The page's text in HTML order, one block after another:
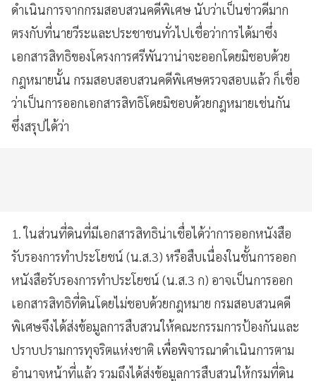
ดำเนินการจากกรมสอบสวนคดีพิเศษ นับว่าเป็นข่าวดีมาก
ตรงกับที่นายวีระและประชาชนทั่วไปเชื่อว่าการได้มาซึ่ง
เอกสารสิทธิของโครงการศรีพันวาน่าจะออกโดยมิชอบด้วย
กฎหมายนั้น กรมสอบสอบสวนคดีพิเศษตรวจสอบแล้ว ก็เชื่อ
ว่าเป็นการออกเอกสารสิทธิโดยมิชอบด้วยกฎหมายเช่นกัน
ซึ่งสรุปได้ว่า
1. ในส่วนที่ดินที่มีเอกสารสิทธิน่าเชื่อได้ว่าการออกหนังสือ
รับรองการทำประโยชน์ (น.ส.3) หรือสืบเนื่องในชั้นการออก
หนังสือรับรองการทำประโยชน์ (น.ส.3 ก) อาจเป็นการออก
เอกสารสิทธิที่ดินโดยไม่ชอบด้วยกฎหมาย กรมสอบสวนคดี
พิเศษจึงได้ส่งข้อมูลการสืบสวนให้คณะกรรมการป้องกันและ
ปราบปรามการทุจริตแห่งชาติ เพื่อพิจารณาดำเนินการตาม
อำนาจหน้าที่แล้ว รวมถึงได้ส่งข้อมูลการสืบสวนให้กรมที่ดิน